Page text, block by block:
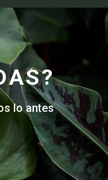
lo antes